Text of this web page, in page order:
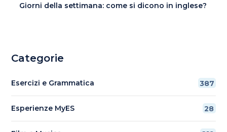
Giorni della settimana: come si dicono in inglese?
Categorie
Esercizi e Grammatica 387
Esperienze MyES 28